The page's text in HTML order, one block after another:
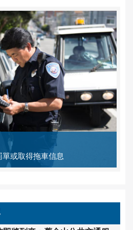
或取得拖車信息